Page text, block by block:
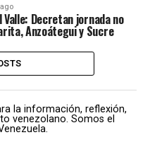
Valle: Decretan jornada no
Anzoátegui y Sucre
la información, reflexión,
venezolano. Somos el